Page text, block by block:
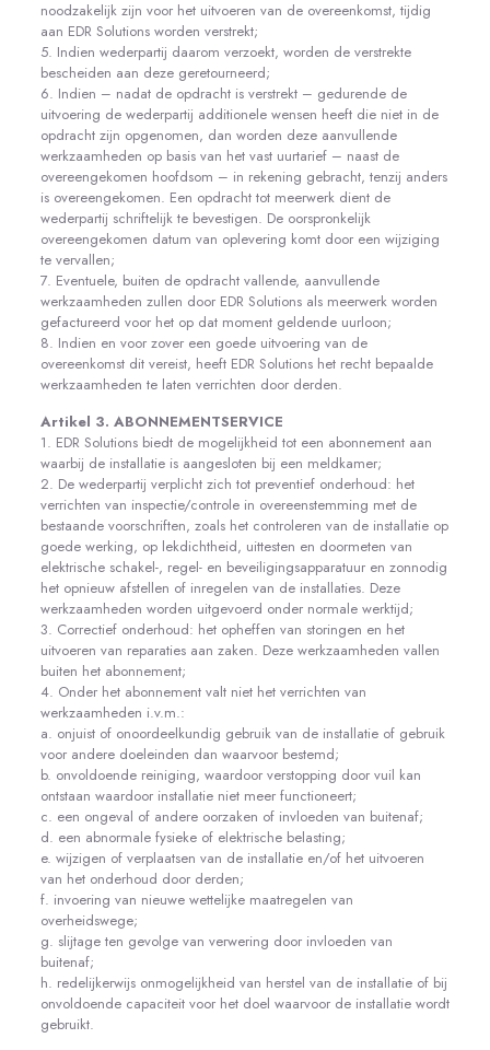
noodzakelijk zijn voor het uitvoeren van de overeenkomst, tijdig
aan EDR Solutions worden verstrekt;
5. Indien wederpartij daarom verzoekt, worden de verstrekte
bescheiden aan deze geretourneerd;
6. Indien – nadat de opdracht is verstrekt – gedurende de
uitvoering de wederpartij additionele wensen heeft die niet in de
opdracht zijn opgenomen, dan worden deze aanvullende
werkzaamheden op basis van het vast uurtarief – naast de
overeengekomen hoofdsom – in rekening gebracht, tenzij anders
is overeengekomen. Een opdracht tot meerwerk dient de
wederpartij schriftelijk te bevestigen. De oorspronkelijk
overeengekomen datum van oplevering komt door een wijziging
te vervallen;
7. Eventuele, buiten de opdracht vallende, aanvullende
werkzaamheden zullen door EDR Solutions als meerwerk worden
gefactureerd voor het op dat moment geldende uurloon;
8. Indien en voor zover een goede uitvoering van de
overeenkomst dit vereist, heeft EDR Solutions het recht bepaalde
werkzaamheden te laten verrichten door derden.
Artikel 3. ABONNEMENTSERVICE
1. EDR Solutions biedt de mogelijkheid tot een abonnement aan
waarbij de installatie is aangesloten bij een meldkamer;
2. De wederpartij verplicht zich tot preventief onderhoud: het
verrichten van inspectie/controle in overeenstemming met de
bestaande voorschriften, zoals het controleren van de installatie op
goede werking, op lekdichtheid, uittesten en doormeten van
elektrische schakel-, regel- en beveiligingsapparatuur en zonnodig
het opnieuw afstellen of inregelen van de installaties. Deze
werkzaamheden worden uitgevoerd onder normale werktijd;
3. Correctief onderhoud: het opheffen van storingen en het
uitvoeren van reparaties aan zaken. Deze werkzaamheden vallen
buiten het abonnement;
4. Onder het abonnement valt niet het verrichten van
werkzaamheden i.v.m.:
a. onjuist of onoordeelkundig gebruik van de installatie of gebruik
voor andere doeleinden dan waarvoor bestemd;
b. onvoldoende reiniging, waardoor verstopping door vuil kan
ontstaan waardoor installatie niet meer functioneert;
c. een ongeval of andere oorzaken of invloeden van buitenaf;
d. een abnormale fysieke of elektrische belasting;
e. wijzigen of verplaatsen van de installatie en/of het uitvoeren
van het onderhoud door derden;
f. invoering van nieuwe wettelijke maatregelen van
overheidswege;
g. slijtage ten gevolge van verwering door invloeden van
buitenaf;
h. redelijkerwijs onmogelijkheid van herstel van de installatie of bij
onvoldoende capaciteit voor het doel waarvoor de installatie wordt
gebruikt.